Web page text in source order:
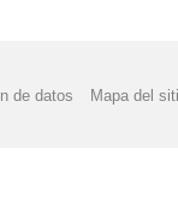
de datos Mapa del